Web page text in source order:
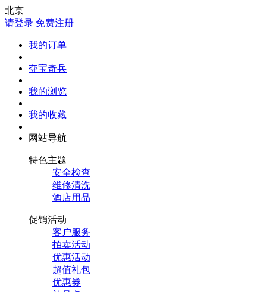
北京
请登录 免费注册
我的订单
夺宝奇兵
我的浏览
我的收藏
网站导航
特色主题
安全检查
维修清洗
酒店用品
促销活动
客户服务
拍卖活动
优惠活动
超值礼包
优惠券